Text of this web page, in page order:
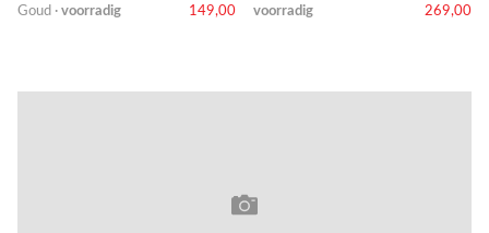
Goud · voorradig 149,00
voorradig
269,00